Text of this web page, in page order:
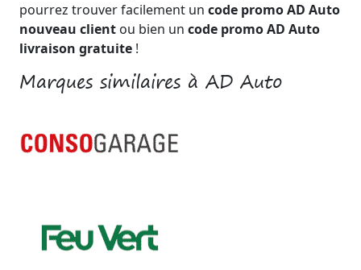
pourrez trouver facilement un code promo AD Auto
nouveau client ou bien un code promo AD Auto
livraison gratuite !
Marques similaires à AD Auto